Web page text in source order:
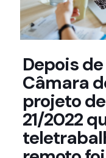
Depois
Câmara
projeto
21/2022